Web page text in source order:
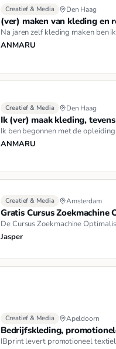
Creatief & Media Den Haag
(ver) maken van kleding en
Na jaren zelf kleding maken ben
ANMARU
Creatief & Media Den Haag
Ik (ver) maak kleding,
Ik ben begonnen met de
ANMARU
Creatief & Media Amsterdam
Gratis Cursus Zoekmachine
De Cursus Zoekmachine
Jasper
Creatief & Media Apeldoorn
Bedrijfskleding,
IBprint levert promotioneel